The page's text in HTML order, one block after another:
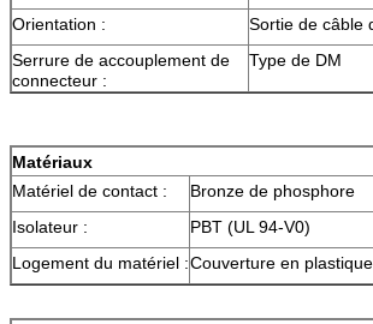
Orientation :
Sortie de câble
Serrure de accouplement de
connecteur :
Type de DM
Matériaux
Matériel de contact :
Bronze de phosphore
Isolateur :
PBT (UL 94-V0)
Logement du matériel :Couverture en